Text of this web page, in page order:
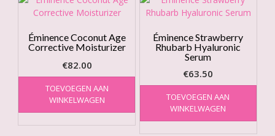
Éminence Coconut Age
Corrective Moisturizer
€82.00
TOEVOEGEN AAN
WINKELWAGEN
Éminence Strawberry
Rhubarb Hyaluronic
Serum
€63.50
TOEVOEGEN AAN
WINKELWAGEN